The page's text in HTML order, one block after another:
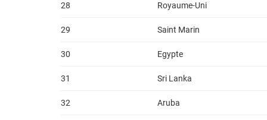
28 Royaume-Uni
29 Saint Marin
30 Egypte
31 Sri Lanka
32 Aruba